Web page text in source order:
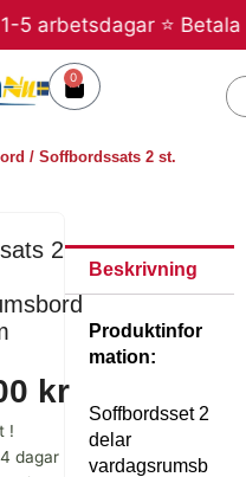
⭐ Betala
0
Varukorg
/ Soffbordssats 2 st.
2
kr
!
dagar
Beskrivning
Produktinfor
mation:
Soffbordsset 2
delar
vardagsrumsb